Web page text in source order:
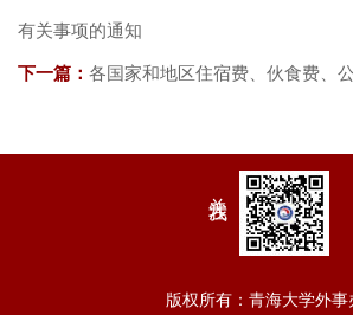
有关事项的通知
下一篇： 各国家和地区住宿费、伙食费、
版权所有：青海大学外事